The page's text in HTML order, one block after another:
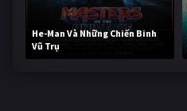
He-Man Và Những Chiến Binh
Vũ Trụ
247,669 lượt xem